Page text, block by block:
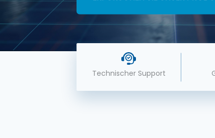
Technischer Support